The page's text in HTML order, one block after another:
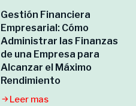
Gestión Financiera
Empresarial: Cómo
Administrar las Finanzas
de una Empresa para
Alcanzar el Máximo
Rendimiento
Leer mas